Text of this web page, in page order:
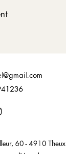
60 - 4910 Theux